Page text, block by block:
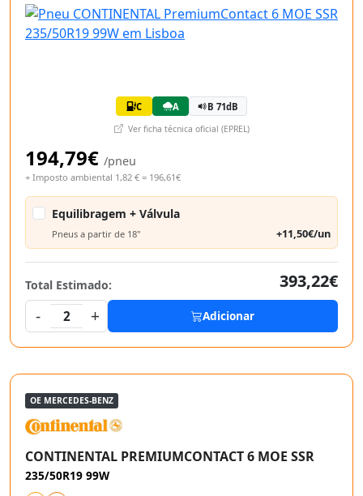
C A B 71dB
Ver ficha técnica oficial (EPREL)
194,79€ /pneu
+ Imposto ambiental 1,82 € = 196,61€
Equilibragem + Válvula
Pneus a partir de 18" +11,50€/un
Total Estimado:
393,22€
-
2 + Adicionar
OE MERCEDES-BENZ
CONTINENTAL PREMIUMCONTACT 6 MOE SSR
235/50R19 99W